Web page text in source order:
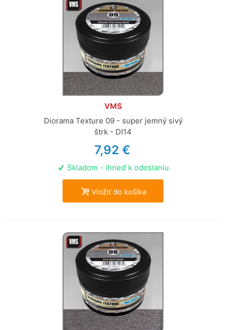
VMS
Diorama Texture 09 - super jemný sivý
štrk - DI14
7,92 €
Skladom - ihneď k odoslaniu
Vložiť do košíka